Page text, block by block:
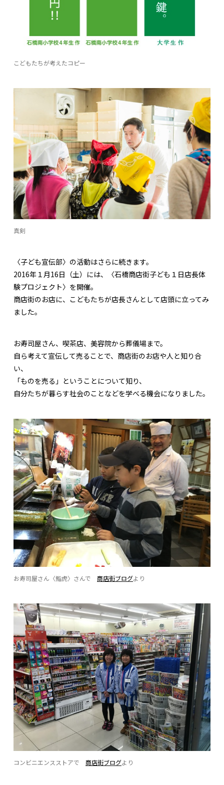
こどもたちが考えたコピー
真剣
〈子ども宣伝部〉の活動はさらに続きます。
2016年１月16日（土）には、〈石橋商店街子ども１日店長体
験プロジェクト〉を開催。
商店街のお店に、こどもたちが店長さんとして店頭に立ってみ
ました。
お寿司屋さん、喫茶店、美容院から葬儀場まで。
自ら考えて宣伝して売ることで、商店街のお店や人と知り合
い、
「ものを売る」ということについて知り、
自分たちが暮らす社会のことなどを学べる機会になりました。
お寿司屋さん〈鮨虎〉さんで 商店街ブログより
コンビニエンスストアで 商店街ブログより